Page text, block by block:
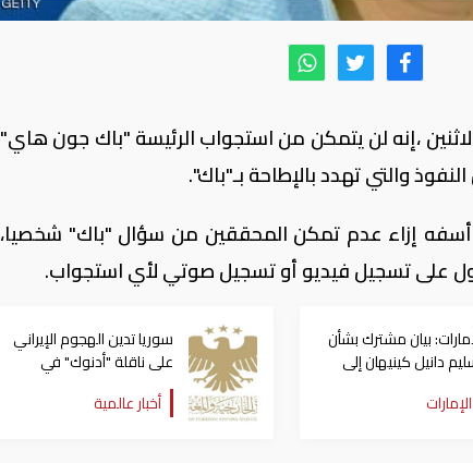
،إنه لن يتمكن من استجواب الرئيسة "باك جون هاي"
والتي تهدد بالإطاحة بـ"باك".
إزاء عدم تمكن المحققين من سؤال "باك" شخصيا،
على تسجيل فيديو أو تسجيل صوتي لأي استجواب.
بيان مشترك بشأن
دانيل كينيهان إلى
الإيرلندية
الإمارات
سوريا تدين الهجوم الإيراني
على ناقلة "أدنوك" في
مضيق هرمز ‏
أخبار عالمية